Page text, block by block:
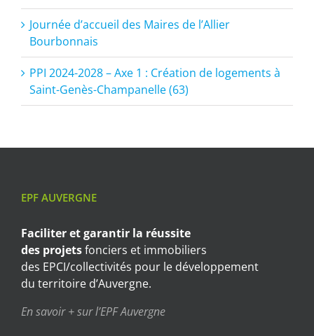
Journée d’accueil des Maires de l’Allier
Bourbonnais
PPI 2024-2028 – Axe 1 : Création de logements à
Saint-Genès-Champanelle (63)
EPF AUVERGNE
Faciliter et garantir la réussite
des projetsfonciers et immobiliers
des EPCI/collectivités pour le développement
du territoire d’Auvergne.
En savoir + sur l’EPF Auvergne